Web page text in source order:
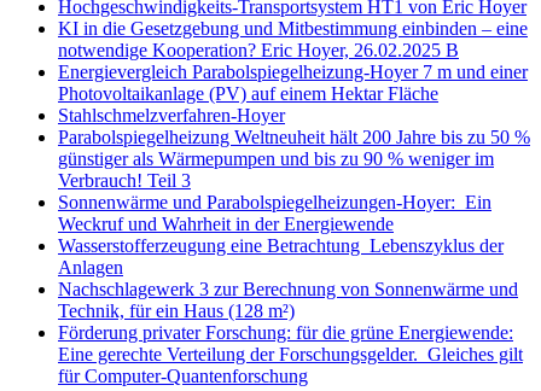
Hochgeschwindigkeits-Transportsystem HT1 von Eric Hoyer
KI in die Gesetzgebung und Mitbestimmung einbinden – eine
notwendige Kooperation? Eric Hoyer, 26.02.2025 B
Energievergleich Parabolspiegelheizung-Hoyer 7 m und einer
Photovoltaikanlage (PV) auf einem Hektar Fläche
Stahlschmelzverfahren-Hoyer
Parabolspiegelheizung Weltneuheit hält 200 Jahre bis zu 50 %
günstiger als Wärmepumpen und bis zu 90 % weniger im
Verbrauch! Teil 3
Sonnenwärme und Parabolspiegelheizungen-Hoyer: Ein
Weckruf und Wahrheit in der Energiewende
Wasserstofferzeugung eine Betrachtung Lebenszyklus der
Anlagen
Nachschlagewerk 3 zur Berechnung von Sonnenwärme und
Technik, für ein Haus (128 m²)
Förderung privater Forschung: für die grüne Energiewende:
Eine gerechte Verteilung der Forschungsgelder. Gleiches gilt
für Computer-Quantenforschung